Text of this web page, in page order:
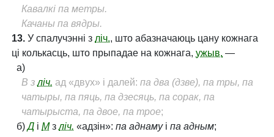
Кавалкі па метры.
Качаны па вядры.
13. У спалучэнні з ліч., што абазначаюць цану кожнага
ці колькасць, што прыпадае на кожнага, ужыв. —
а)
В з ліч. ад «двух» і далей: па два (дзве), па тры, па
чатыры, па пяць, па дзесяць, па сорак, па
чатырыста, па двое, па трое;
б)Д і Мз ліч. «адзін»: па аднамуі па адным;